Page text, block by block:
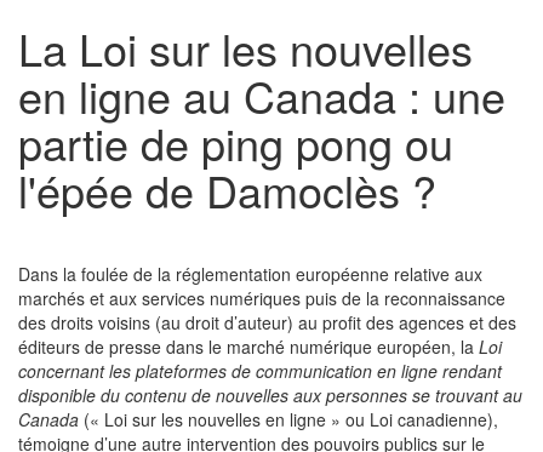
La Loi sur les nouvelles
en ligne au Canada : une
partie de ping pong ou
l'épée de Damoclès ?
Dans la foulée de la réglementation européenne relative aux
marchés et aux services numériques puis de la reconnaissance
des droits voisins (au droit d’auteur) au profit des agences et des
éditeurs de presse dans le marché numérique européen, la Loi
concernant les plateformes de communication en ligne rendant
disponible du contenu de nouvelles aux personnes se trouvant au
Canada (« Loi sur les nouvelles en ligne » ou Loi canadienne),
témoigne d’une autre intervention des pouvoirs publics sur le